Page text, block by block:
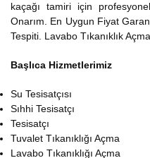
kaçağı tamiri için
Onarım. En Uygun Fiyat
Tespiti. Lavabo Tıkanıklık Açma.
Başlıca Hizmetlerimiz
Su Tesisatçısı
Sıhhi Tesisatçı
Tesisatçı
Tuvalet Tıkanıklığı Açma
Lavabo Tıkanıklığı Açma